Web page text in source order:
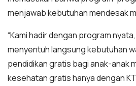
menjawab kebutuhan mendesak
“Kami hadir dengan program
menyentuh langsung kebutuhan
pendidikan gratis bagi anak-anak
kesehatan gratis hanya dengan